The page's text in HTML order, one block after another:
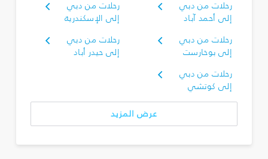
رحلات من دبي
إلى أحمد آباد
رحلات من دبي
إلى الإسكندرية
رحلات من دبي
إلى بوخارست
رحلات من دبي
إلى حيدر أباد
رحلات من دبي
إلى كوتشي
عرض المزيد